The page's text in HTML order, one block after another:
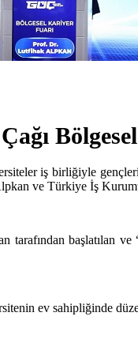
iş birliğiyle
ve Türkiye İş
tarafından başlatılan
ev sahipliğinde